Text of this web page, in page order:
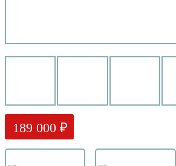
189 000 ₽